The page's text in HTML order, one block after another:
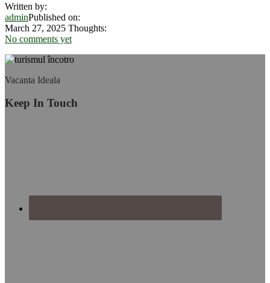
plină
de
și
surprize
Written by:
adminPublished on:
March 27, 2025 Thoughts:
No comments yet
Vacanta Ideala
Keep In Touch